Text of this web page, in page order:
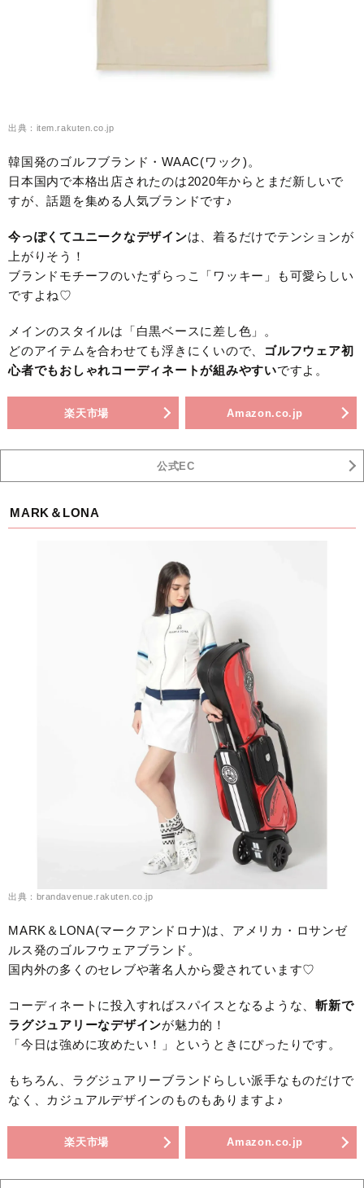
出典：item.rakuten.co.jp
韓国発のゴルフブランド・WAAC(ワック)。
日本国内で本格出店されたのは2020年からとまだ新しいで
すが、話題を集める人気ブランドです♪
今っぽくてユニークなデザインは、着るだけでテンションが
上がりそう！
ブランドモチーフのいたずらっこ「ワッキー」も可愛らしい
ですよね♡
メインのスタイルは「白黒ベースに差し色」。
どのアイテムを合わせても浮きにくいので、
ゴルフウェア初
心者でもおしゃれコーディネートが組みやすいですよ。
楽天市場 Amazon.co.jp
公式EC
MARK＆LONA
出典：brandavenue.rakuten.co.jp
MARK＆LONA(マークアンドロナ)は、アメリカ・ロサンゼ
ルス発のゴルフウェアブランド。
国内外の多くのセレブや著名人から愛されています♡
コーディネートに投入すればスパイスとなるような、 斬新で
ラグジュアリーなデザインが魅力的！
「今日は強めに攻めたい！」というときにぴったりです。
もちろん、ラグジュアリーブランドらしい派手なものだけで
なく、カジュアルデザインのものもありますよ♪
楽天市場 Amazon.co.jp